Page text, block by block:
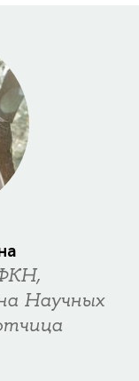
Научных